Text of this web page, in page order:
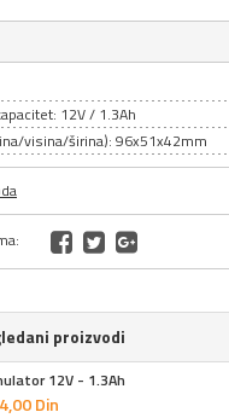
12V / 1.3Ah
visina/širina): 96x51x42mm
proizvodi
12V - 1.3Ah
00Din